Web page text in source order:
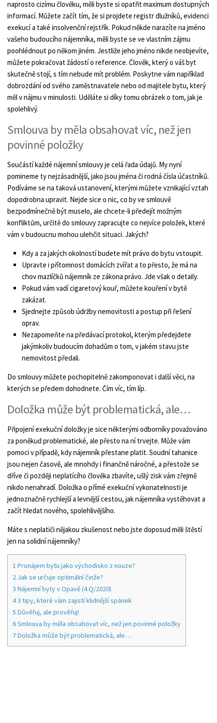
naprosto cizímu člověku, měli byste si opatřit maximum dostupných
informací. Můžete začít tím, že si projdete registr dlužníků, evidenci
exekucí a také insolvenční rejstřík. Pokud někde narazíte na jméno
vašeho budoucího nájemníka, měli byste se ve vlastním zájmu
poohlédnout po někom jiném. Jestliže jeho jméno nikde neobjevíte,
můžete pokračovat žádostí o reference. Člověk, který o váš byt
skutečně stojí, s tím nebude mít problém. Poskytne vám například
dobrozdání od svého zaměstnavatele nebo od majitele bytu, který
měl v nájmu v minulosti. Uděláte si díky tomu obrázek o tom, jak je
spolehlivý.
Smlouva by měla obsahovat víc, než jen
povinné položky
Součástí každé nájemní smlouvy je celá řada údajů. My nyní
pomineme ty nejzásadnější, jako jsou jména či rodná čísla účastníků.
Podíváme se na taková ustanovení, kterými můžete vznikající vztah
dopodrobna upravit. Nejde sice o nic, co by ve smlouvě
bezpodmínečně být muselo, ale chcete-li předejít možným
konfliktům, určitě do smlouvy zapracujte co nejvíce položek, které
vám v budoucnu mohou ulehčit situaci. Jakých?
Kdy a za jakých okolností budete mít právo do bytu vstoupit.
Upravte i přítomnost domácích zvířat a to přesto, že má na
chov mazlíčků nájemník ze zákona právo. Jde však o detaily.
Pokud vám vadí cigaretový kouř, můžete kouření v bytě
zakázat.
Sjednejte způsob údržby nemovitosti a postup při řešení
oprav.
Nezapomeňte na předávací protokol, kterým předejdete
jakýmkoliv budoucím dohadům o tom, v jakém stavu jste
nemovitost předali.
Do smlouvy můžete pochopitelně zakomponovat i další věci, na
kterých se předem dohodnete. Čím víc, tím líp.
Doložka může být problematická, ale…
Připojení exekuční doložky je sice některými odborníky považováno
za poněkud problematické, ale přesto na ní trvejte. Může vám
pomoci v případě, kdy nájemník přestane platit. Soudní tahanice
jsou nejen časově, ale mnohdy i finančně náročné, a přestože se
dříve či později neplatícího člověka zbavíte, ušlý zisk vám zřejmě
nikdo nenahradí. Doložka o přímé exekuční vykonatelnosti je
jednoznačně rychlejší a levnější cestou, jak nájemníka vystěhovat a
začít hledat nového, spolehlivějšího.
Máte s neplatiči nějakou zkušenost nebo jste doposud měli štěstí
jen na solidní nájemníky?
1 Pronájem bytu jako východisko z nouze?
2 Jak se určuje optimální činže?
3 Nájemní byty v Opavě (4.Q/2020)
43 tipy, které vám zajistí klidnější spánek
5 Důvěřuj, ale prověřuj!
6Smlouva by měla obsahovat víc, než jen povinné položky
7Doložka může být problematická, ale…